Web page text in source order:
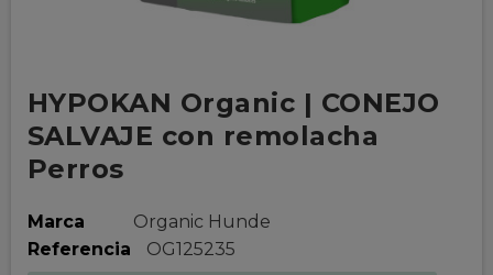
HYPOKAN Organic | CONEJO
SALVAJE con remolacha
Perros
Marca
Organic Hunde
Referencia
OG125235